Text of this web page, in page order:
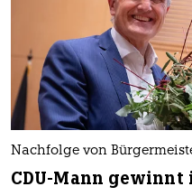
Nachfolge von
CDU-Mann